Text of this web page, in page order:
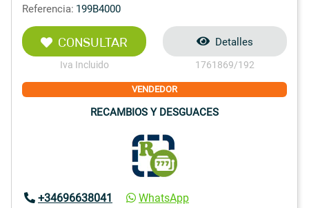
Referencia: 199B4000
CONSULTAR
Iva Incluido
Detalles
1761869/192
VENDEDOR
RECAMBIOS Y DESGUACES
+34696638041
WhatsApp